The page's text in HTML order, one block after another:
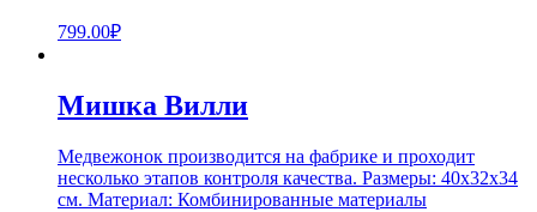
799.00₽
Мишка Вилли
Медвежонок производится на фабрике и проходит
несколько этапов контроля качества. Размеры: 40х32х34
см. Материал: Комбинированные материалы